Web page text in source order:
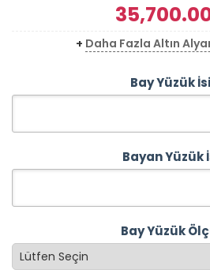
+ Daha Fazla Altın
Bay Yüzük
Bayan Yüzük
Bay Yüzük